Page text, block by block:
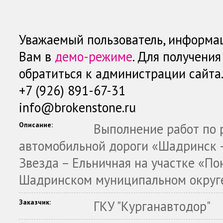
Уважаемый пользователь,
Вам в демо-режиме. Для
обратиться к администрации сайта.
+7 (926) 891-67-31
info@brokenstone.ru
Описание:
Выполнение работ по
автомобильной дороги «Шадринск
Звезда – Ельничная на участке
Шадринском муниципальном
Заказчик: ГКУ "Курганавтодор"